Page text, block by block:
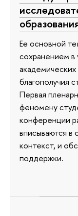
Ее основной
сохранением в
благополучия
Первая
феномену
конференции
вписываются в
контекст, и
поддержки.